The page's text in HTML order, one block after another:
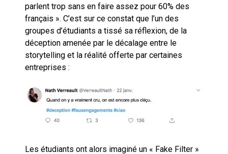
parlent trop sans en faire assez pour 60% des
français ». C’est sur ce constat que l’un des
groupes d’étudiants a tissé sa réflexion, de la
déception amenée par le décalage entre le
storytelling et la réalité offerte par certaines
entreprises :
Les étudiants ont alors imaginé un « Fake Filter »